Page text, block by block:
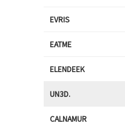
EVRIS
EATME
ELENDEEK
UN3D.
CALNAMUR